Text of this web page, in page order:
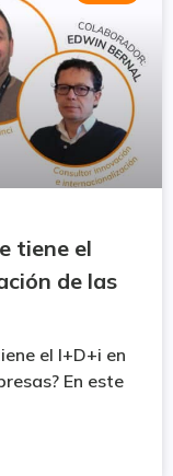
tiene el
de las
el I+D+i en
En este